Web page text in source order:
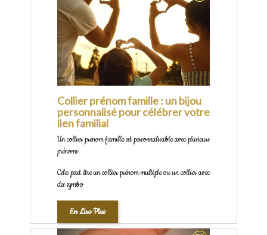
Collier prénom famille : un bijou
personnalisé pour célébrer votre
lien familial
Un collier prénom famille est personnalisable avec plusieurs
prénoms.
Cela peut être un collier prénom multiple ou un collier avec
des symbo
En Lire Plus